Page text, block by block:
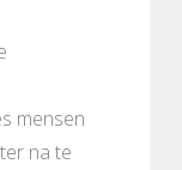
mensen
na te